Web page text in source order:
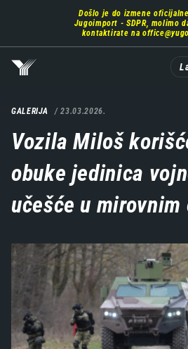
glavni
deo
sadržaja
Došlo je do izmene
Jugoimport - SDPR, molimo
kontaktirate na
GALERIJA 23.03.2026.
Vozila Miloš
obuke jedinica
učešće u